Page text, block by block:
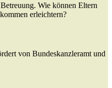
Wie können Eltern
erleichtern?
von Bundeskanzleramt und